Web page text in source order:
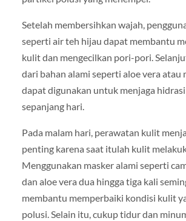
Setelah membersihkan wajah,
seperti air teh hijau dapat membantu
kulit dan mengecilkan pori-pori.
dari bahan alami seperti aloe vera atau
dapat digunakan untuk menjaga
sepanjang hari.
Pada malam hari, perawatan kulit
penting karena saat itulah kulit
Menggunakan masker alami seperti
dan aloe vera dua hingga tiga kali
membantu memperbaiki kondisi kulit
polusi. Selain itu, cukup tidur dan